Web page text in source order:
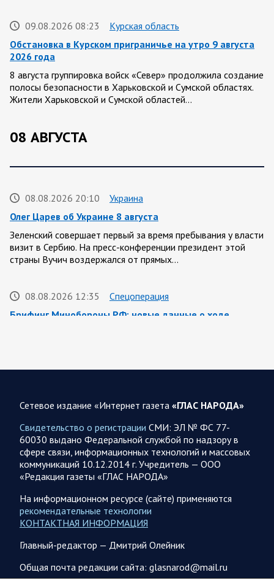
09.08.2026 08:23
Курская область
Обстановка в Курском приграничье на утро 9 августа
2026 года
8 августа группировка войск «Север» продолжила создание
полосы безопасности в Харьковской и Сумской областях.
Жители Харьковской и Сумской областей…
08 АВГУСТА
08.08.2026 20:10
Украина
Олег Царев об Украине 8 августа
Зеленский совершает первый за время пребывания у власти
визит в Сербию. На пресс-конференции президент этой
страны Вучич воздержался от прямых…
08.08.2026 12:35
Спецоперация
Брифинг Минобороны РФ: новые данные о ходе
представители группировок «Север», «Запад», «Центр»,
Сводка военных действий от Минобороны РФ 8
августа. Коротко
Группировка войск «Север» взяла под контроль населенный
пункт Ивановка в Харьковской области. Российские
08.08.2026 10:09
Спецоперация
В ночь 8 августа ВС РФ нанесли удары по объектам в 8
Олег Царев сообщает: Мониторинг противника насчитал
Сетевое издание «Интернет газета «ГЛАС НАРОДА»
Свидетельство о регистрации СМИ: ЭЛ № ФС 77-
60030 выдано Федеральной службой по надзору в
сфере связи, информационных технологий и массовых
коммуникаций 10.12.2014 г. Учредитель — ООО
«Редакция газеты «ГЛАС НАРОДА»
На информационном ресурсе (сайте) применяются
рекомендательные технологии
КОНТАКТНАЯ ИНФОРМАЦИЯ
Главный-редактор — Дмитрий Олейник
Общая почта редакции сайта: glasnarod@mail.ru